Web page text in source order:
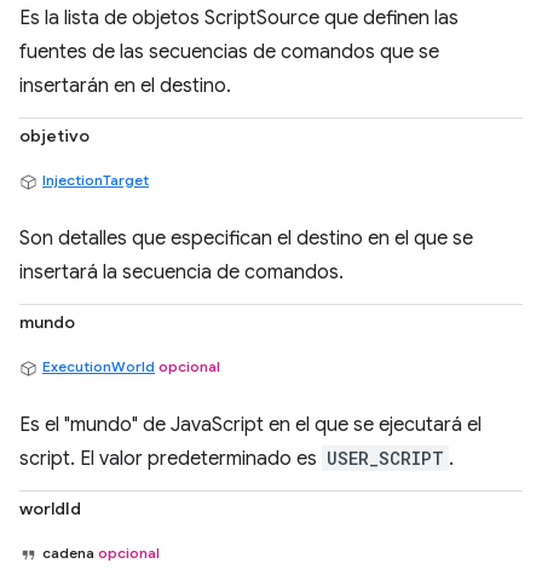
Es la lista de objetos ScriptSource que definen las
fuentes de las secuencias de comandos que se
insertarán en el destino.
objetivo
InjectionTarget
Son detalles que especifican el destino en el que se
insertará la secuencia de comandos.
mundo
ExecutionWorld opcional
Es el "mundo" de JavaScript en el que se ejecutará el
script. El valor predeterminado es USER_SCRIPT .
worldId
cadena opcional